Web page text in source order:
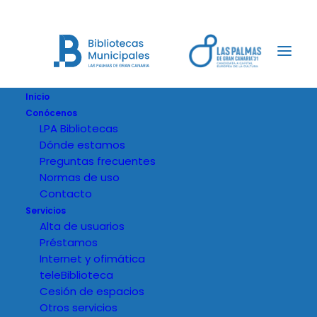
Inicio
Conócenos
LPA Bibliotecas
Dónde estamos
Preguntas frecuentes
Normas de uso
Contacto
Servicios
Alta de usuarios
Préstamos
Internet y ofimática
teleBiblioteca
Cesión de espacios
Otros servicios